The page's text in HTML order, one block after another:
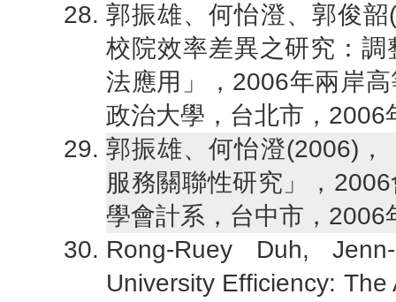
郭振雄、何怡澄、郭俊
校院效率差異之研究：
法應用」，2006年兩岸
政治大學，台北市，2006
郭振雄、何怡澄(2006)
服務關聯性研究」，
學會計系，台中市，2006
Rong-Ruey Duh,
University Efficiency: